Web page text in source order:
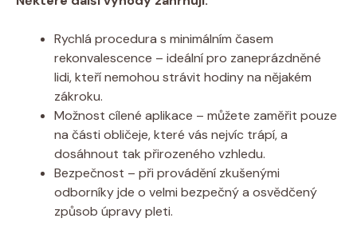
Rychlá procedura s minimálním časem
rekonvalescence – ideální pro zaneprázdněné
lidi, kteří nemohou strávit hodiny na nějakém
zákroku.
Možnost cílené aplikace – můžete zaměřit pouze
na části obličeje, které vás nejvíc trápí, a
dosáhnout tak přirozeného vzhledu.
Bezpečnost – při provádění zkušenými
odborníky jde o velmi bezpečný a osvědčený
způsob úpravy pleti.